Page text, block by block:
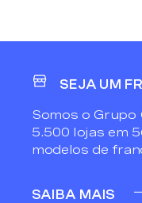
SEJA UM
Somos o Grupo
5.500 lojas em
modelos de
SAIBA MAIS